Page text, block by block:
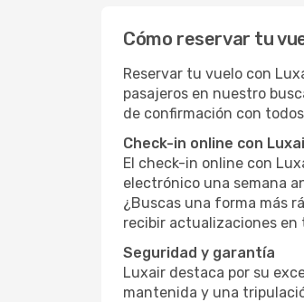
Cómo reservar tu
Reservar tu vuelo con
pasajeros en nuestro
de confirmación con
Check-in online con
El check-in online con
electrónico una semana
¿Buscas una forma más
recibir actualizaciones en
Seguridad y garantía
Luxair destaca por su
mantenida y una